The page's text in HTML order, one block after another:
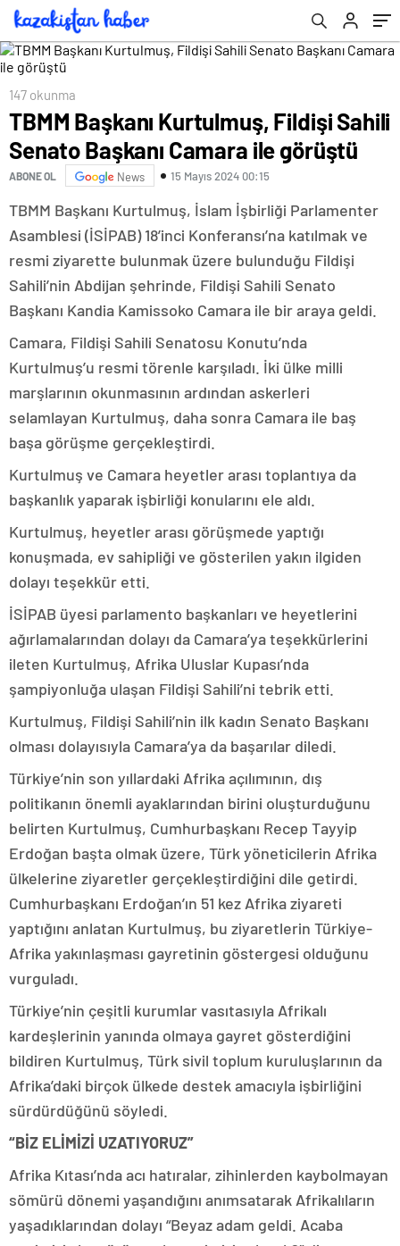
147 okunma
TBMM Başkanı Kurtulmuş, Fildişi Sahili
Senato Başkanı Camara ile görüştü
ABONE OL News 15 Mayıs 2024 00:15
TBMM Başkanı Kurtulmuş, İslam İşbirliği Parlamenter
Asamblesi (İSİPAB) 18’inci Konferansı’na katılmak ve
resmi ziyarette bulunmak üzere bulunduğu Fildişi
Sahili’nin Abdijan şehrinde, Fildişi Sahili Senato
Başkanı Kandia Kamissoko Camara ile bir araya geldi.
Camara, Fildişi Sahili Senatosu Konutu’nda
Kurtulmuş’u resmi törenle karşıladı. İki ülke milli
marşlarının okunmasının ardından askerleri
selamlayan Kurtulmuş, daha sonra Camara ile baş
başa görüşme gerçekleştirdi.
Kurtulmuş ve Camara heyetler arası toplantıya da
başkanlık yaparak işbirliği konularını ele aldı.
Kurtulmuş, heyetler arası görüşmede yaptığı
konuşmada, ev sahipliği ve gösterilen yakın ilgiden
dolayı teşekkür etti.
İSİPAB üyesi parlamento başkanları ve heyetlerini
ağırlamalarından dolayı da Camara’ya teşekkürlerini
ileten Kurtulmuş, Afrika Uluslar Kupası’nda
şampiyonluğa ulaşan Fildişi Sahili’ni tebrik etti.
Kurtulmuş, Fildişi Sahili’nin ilk kadın Senato Başkanı
olması dolayısıyla Camara’ya da başarılar diledi.
Türkiye’nin son yıllardaki Afrika açılımının, dış
politikanın önemli ayaklarından birini oluşturduğunu
belirten Kurtulmuş, Cumhurbaşkanı Recep Tayyip
Erdoğan başta olmak üzere, Türk yöneticilerin Afrika
ülkelerine ziyaretler gerçekleştirdiğini dile getirdi.
Cumhurbaşkanı Erdoğan’ın 51 kez Afrika ziyareti
yaptığını anlatan Kurtulmuş, bu ziyaretlerin Türkiye-
Afrika yakınlaşması gayretinin göstergesi olduğunu
vurguladı.
Türkiye’nin çeşitli kurumlar vasıtasıyla Afrikalı
kardeşlerinin yanında olmaya gayret gösterdiğini
bildiren Kurtulmuş, Türk sivil toplum kuruluşlarının da
Afrika’daki birçok ülkede destek amacıyla işbirliğini
sürdürdüğünü söyledi.
“BİZ ELİMİZİ UZATIYORUZ”
Afrika Kıtası’nda acı hatıralar, zihinlerden kaybolmayan
sömürü dönemi yaşandığını anımsatarak Afrikalıların
yaşadıklarından dolayı “Beyaz adam geldi. Acaba